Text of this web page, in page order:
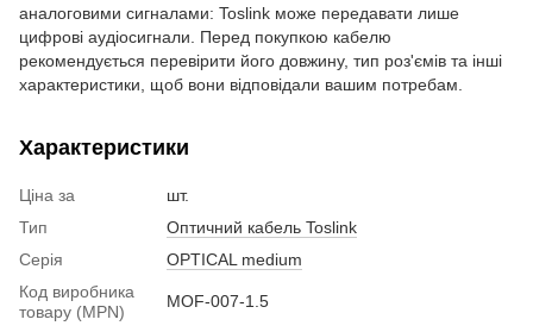
аналоговими сигналами: Toslink може передавати лише
цифрові аудіосигнали. Перед покупкою кабелю
рекомендується перевірити його довжину, тип роз'ємів та інші
характеристики, щоб вони відповідали вашим потребам.
Характеристики
Ціна за
шт.
Тип
Оптичний кабель Toslink
Серія
OPTICAL medium
Код виробника
товару (MPN)
MOF-007-1.5